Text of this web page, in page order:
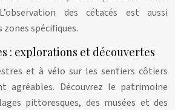
des cétacés est aussi
zones spécifiques.
: explorations et découvertes
et à vélo sur les sentiers côtiers
agréables. Découvrez le patrimoine
pittoresques, des musées et des